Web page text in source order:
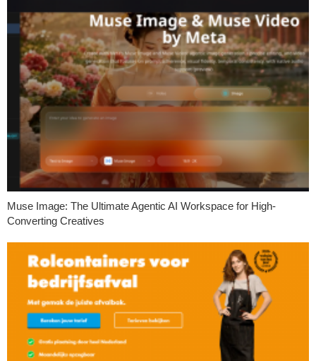
Muse Image: The Ultimate Agentic AI Workspace for High-
Converting Creatives